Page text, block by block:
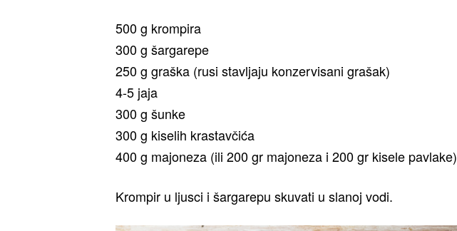
500 g krompira
300 g šargarepe
250 g graška (rusi stavljaju konzervisani grašak)
4-5 jaja
300 g šunke
300 g kiselih krastavčića
400 g majoneza (ili 200 gr majoneza i 200 gr kisele pavlake)
Krompir u ljusci i šargarepu skuvati u slanoj vodi.